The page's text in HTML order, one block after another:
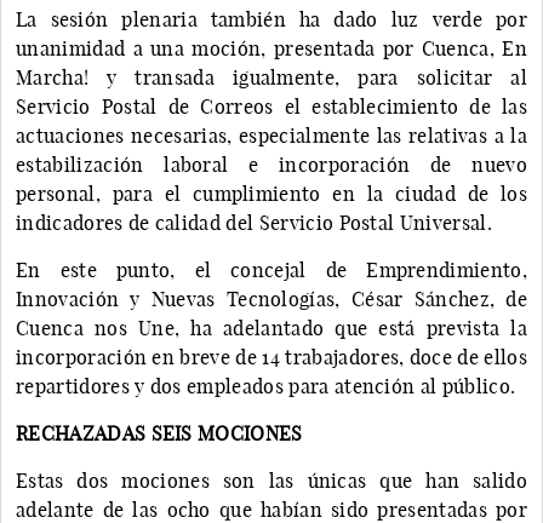
La sesión plenaria también ha dado luz verde por
unanimidad a una moción, presentada por Cuenca, En
Marcha! y transada igualmente, para solicitar al
Servicio Postal de Correos el establecimiento de las
actuaciones necesarias, especialmente las relativas a la
estabilización laboral e incorporación de nuevo
personal, para el cumplimiento en la ciudad de los
indicadores de calidad del Servicio Postal Universal.
En este punto, el concejal de Emprendimiento,
Innovación y Nuevas Tecnologías, César Sánchez, de
Cuenca nos Une, ha adelantado que está prevista la
incorporación en breve de 14 trabajadores, doce de ellos
repartidores y dos empleados para atención al público.
RECHAZADAS SEIS MOCIONES
Estas dos mociones son las únicas que han salido
adelante de las ocho que habían sido presentadas por